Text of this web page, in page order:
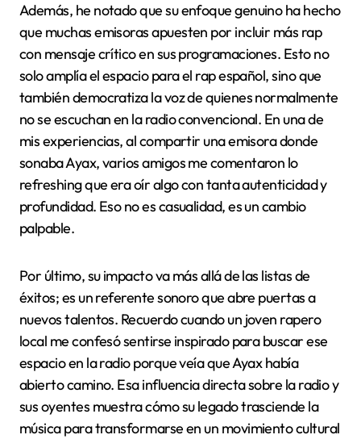
Además, he notado que su enfoque genuino ha hecho
que muchas emisoras apuesten por incluir más rap
con mensaje crítico en sus programaciones. Esto no
solo amplía el espacio para el rap español, sino que
también democratiza la voz de quienes normalmente
no se escuchan en la radio convencional. En una de
mis experiencias, al compartir una emisora donde
sonaba Ayax, varios amigos me comentaron lo
refreshing que era oír algo con tanta autenticidad y
profundidad. Eso no es casualidad, es un cambio
palpable.
Por último, su impacto va más allá de las listas de
éxitos; es un referente sonoro que abre puertas a
nuevos talentos. Recuerdo cuando un joven rapero
local me confesó sentirse inspirado para buscar ese
espacio en la radio porque veía que Ayax había
abierto camino. Esa influencia directa sobre la radio y
sus oyentes muestra cómo su legado trasciende la
música para transformarse en un movimiento cultural